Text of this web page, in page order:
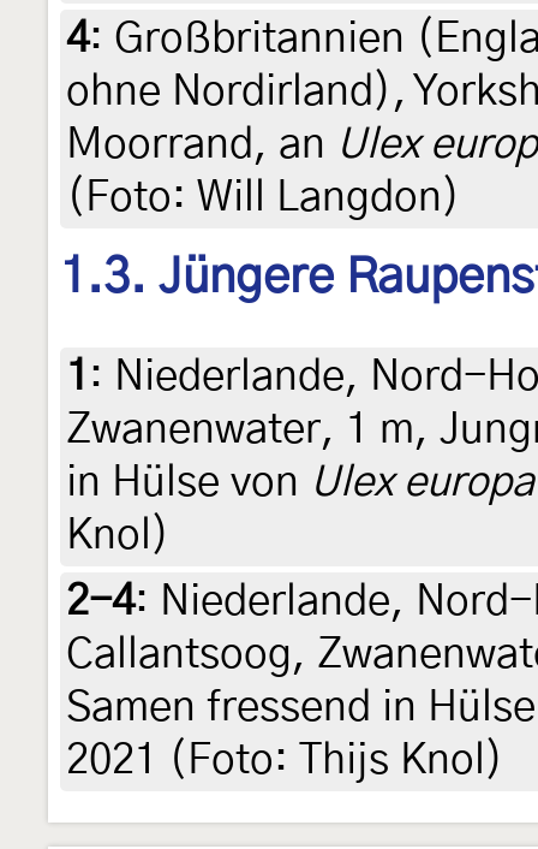
4: Großbritannien
ohne Nordirland),
Moorrand, an Ulex
(Foto: Will Langdon)
1.3. Jüngere
1 : Niederlande, Nord-
Zwanenwater, 1 m,
in Hülse von Ulex
Knol)
2-4: Niederlande,
Callantsoog,
Samen fressend in
2021 (Foto: Thijs Knol)